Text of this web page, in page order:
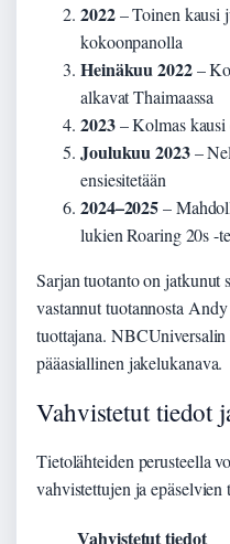
2022– Toinen kausi
kokoonpanolla
Heinäkuu 2022–
alkavat Thaimaassa
2023– Kolmas kausi
Joulukuu 2023–
ensiesitetään
2024–2025–
lukien Roaring 20s -
Sarjan tuotanto on jatkunut
vastannut tuotannosta
tuottajana.
pääasiallinen jakelukanava.
Vahvistetut tiedot
Tietolähteiden perusteella
vahvistettujen ja
Vahvistetut tiedot